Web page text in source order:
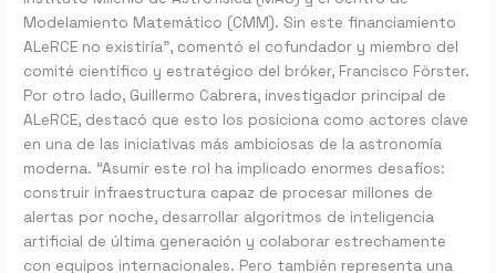
Modelamiento Matemático (CMM). Sin este financiamiento
ALeRCE no existiría”, comentó el cofundador y miembro del
comité científico y estratégico del bróker, Francisco Förster.
Por otro lado, Guillermo Cabrera, investigador principal de
ALeRCE, destacó que esto los posiciona como actores clave
en una de las iniciativas más ambiciosas de la astronomía
moderna. “Asumir este rol ha implicado enormes desafíos:
construir infraestructura capaz de procesar millones de
alertas por noche, desarrollar algoritmos de inteligencia
artificial de última generación y colaborar estrechamente
con equipos internacionales. Pero también representa una